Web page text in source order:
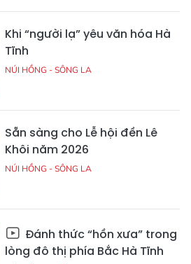
Khi “người lạ” yêu văn hóa Hà
Tĩnh
NÚI HỒNG - SÔNG LA
Sẵn sàng cho Lễ hội đền Lê
Khôi năm 2026
NÚI HỒNG - SÔNG LA
Đánh thức “hồn xưa” trong
lòng đô thị phía Bắc Hà Tĩnh